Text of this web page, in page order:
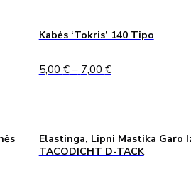
27,50 €
Kabės ‘Tokris’ 140 Tipo
5,00 € – 7,00 €Price
Elastinga, Lipni Mastika Garo
TACODICHT D-TACK